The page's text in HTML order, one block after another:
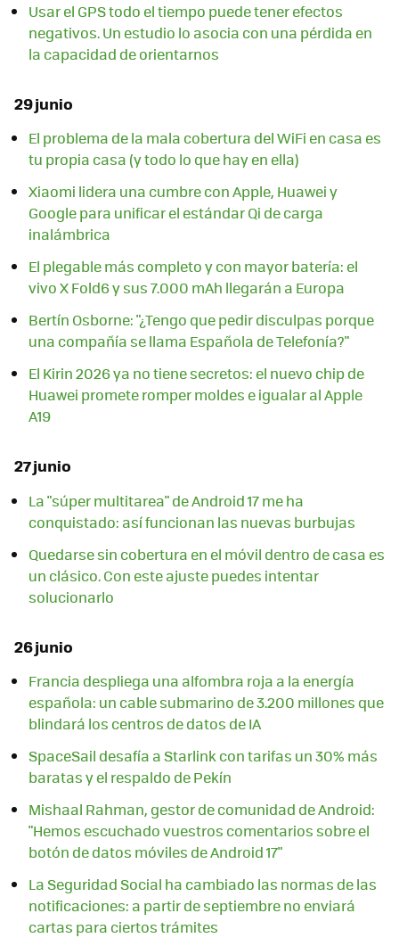
Usar el GPS todo el tiempo puede tener efectos
negativos. Un estudio lo asocia con una pérdida en
la capacidad de orientarnos
29 junio
El problema de la mala cobertura del WiFi en casa es
tu propia casa (y todo lo que hay en ella)
Xiaomi lidera una cumbre con Apple, Huawei y
Google para unificar el estándar Qi de carga
inalámbrica
El plegable más completo y con mayor batería: el
vivo X Fold6 y sus 7.000 mAh llegarán a Europa
Bertín Osborne: "¿Tengo que pedir disculpas porque
una compañía se llama Española de Telefonía?"
El Kirin 2026 ya no tiene secretos: el nuevo chip de
Huawei promete romper moldes e igualar al Apple
A19
27 junio
La "súper multitarea" de Android 17 me ha
conquistado: así funcionan las nuevas burbujas
Quedarse sin cobertura en el móvil dentro de casa es
un clásico. Con este ajuste puedes intentar
solucionarlo
26 junio
Francia despliega una alfombra roja a la energía
española: un cable submarino de 3.200 millones que
blindará los centros de datos de IA
SpaceSail desafía a Starlink con tarifas un 30% más
baratas y el respaldo de Pekín
Mishaal Rahman, gestor de comunidad de Android:
"Hemos escuchado vuestros comentarios sobre el
botón de datos móviles de Android 17"
La Seguridad Social ha cambiado las normas de las
notificaciones: a partir de septiembre no enviará
cartas para ciertos trámites